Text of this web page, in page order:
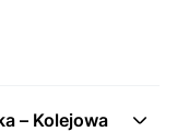
– Kolejowa